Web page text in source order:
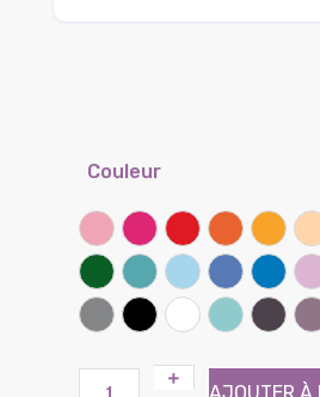
Couleur
Rose FramboiseRouge coquelicot
Clémentine
Miel
Vert prairie
LagonCiel Lilas Bleu
Gris souris
Noir BlancAtoll (Effet
Brun